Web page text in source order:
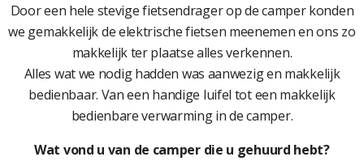
Door een hele stevige fietsendrager op de camper konden
we gemakkelijk de elektrische fietsen meenemen en ons zo
makkelijk ter plaatse alles verkennen.
Alles wat we nodig hadden was aanwezig en makkelijk
bedienbaar. Van een handige luifel tot een makkelijk
bedienbare verwarming in de camper.
Wat vond u van de camper die u gehuurd hebt?